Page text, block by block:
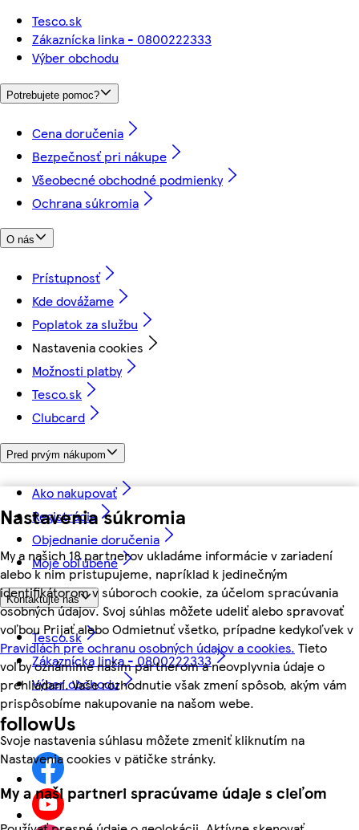
Nastavenia súkromia
My a našich 18 partnerov ukladáme informácie v zariadení
alebo k nim pristupujeme, napríklad k jedinečným
identifikátorom v súboroch cookie, za účelom spracúvania
osobných údajov. Svoj súhlas môžete udeliť alebo spravovať
voľbou Prijať alebo Odmietnuť všetko, prípadne kedykoľvek v
Pravidlách pre ochranu osobných údajov a cookies. Tieto
voľby oznámime našim partnerom a neovplyvnia údaje o
prehliadaní. Vaše rozhodnutie však zmení spôsob, akým vám
prispôsobíme nakupovanie na našom webe.
Svoje nastavenia súhlasu môžete zmeniť kliknutím na
Nastavenia cookies v pätičke stránky.
My a naši partneri spracúvame údaje s cieľom
Tesco.sk
Zákaznícka linka - 0800222333
Výber obchodu
Potrebujete pomoc?
Cena doručenia
Bezpečnosť pri nákupe
Všeobecné obchodné podmienky
Ochrana súkromia
O nás
Prístupnosť
Kde dovážame
Poplatok za službu
Nastavenia cookies
Možnosti platby
Tesco.sk
Clubcard
Pred prvým nákupom
Ako nakupovať
Registrácia
Objednanie doručenia
Moje obľúbené
Kontaktujte nás
Tesco.sk
Zákaznícka linka - 0800222333
Výber obchodu
followUs